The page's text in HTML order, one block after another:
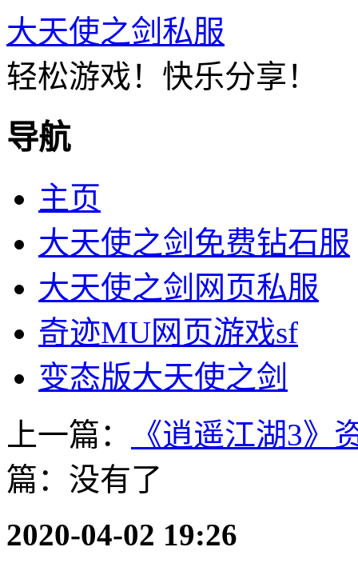
大天使之剑私服
轻松游戏！快乐分享！
导航
主页
大天使之剑免费钻石服
大天使之剑网页私服
奇迹MU网页游戏sf
变态版大天使之剑
上一篇：
《逍遥江湖3》
篇：没有了
2020-04-02 19:26